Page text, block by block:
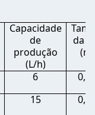
Capacidade
de
produção
(L/h)
da
6
15